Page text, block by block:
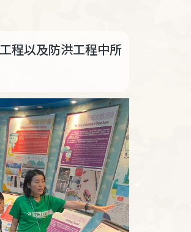
程以及防洪工程中所